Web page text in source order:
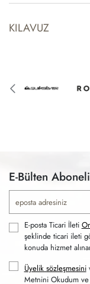
KILAVUZ
E-Bülten
E-posta Ticari İleti
şeklinde ticari ileti
konuda hizmet
Üyelik sözleşmesini
Metnini Okudum